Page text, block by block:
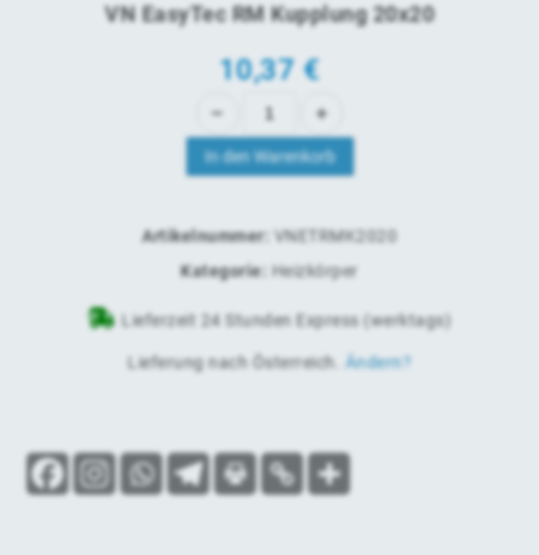
VN EasyTec RM Kupplung 20x20
10,37€
In den Warenkorb
Artikelnummer: VNETRMK2020
Kategorie: Heizkörper
Lieferzeit 24 Stunden Express (werktags)
Lieferung nach Österreich Ändern?